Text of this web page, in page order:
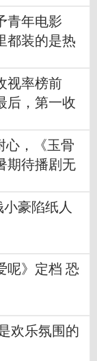
青年电影
都装的是热
视率榜前
后，第一收
心，《玉骨
期待播剧无
小豪陷纸人
呢》定档 恐
欢乐氛围的